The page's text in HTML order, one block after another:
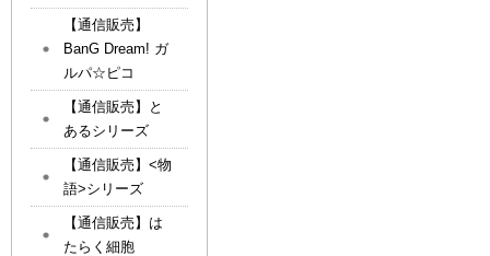
【通信販売】
BanG Dream! ガ
ルパ☆ピコ
【通信販売】と
あるシリーズ
【通信販売】<物
語>シリーズ
【通信販売】は
たらく細胞